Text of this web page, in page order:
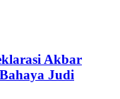
Akbar
Judi